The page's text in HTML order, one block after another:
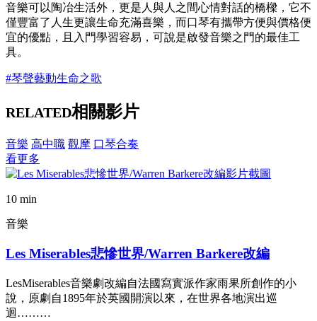
音樂可以陶冶生活外，更是人與人之間心情對話的橋樑，它不
僅豐富了人生更讓生命充滿喜樂，而口琴有攜帶方便與價格便
宜的優點，且入門學習容易，可說是啟發音樂之門的最佳工
具。
#琴聲藝動生命之歌
RELATED相關影片
音樂 高中職 觀摩 口琴合奏
看更多
10 min
音樂
Les Miserables悲慘世界/Warren Barkere改編
LesMiserables音樂劇改編自法國寫實派作家雨果所創作的小
說，原劇自1895年於英國開演以來，在世界各地演出巡
迴………